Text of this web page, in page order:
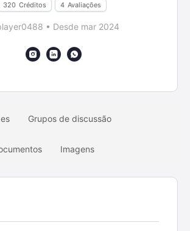
320 Créditos 4 Avaliações
• Desde mar 2024
Grupos de discussão
Imagens